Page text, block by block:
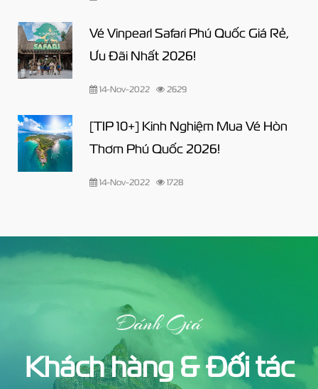
Vé Vinpearl Safari Phú Quốc Giá Rẻ,
Ưu Đãi Nhất 2026!
14-Nov-2022 2629
[TIP 10+] Kinh Nghiệm Mua Vé Hòn
Thơm Phú Quốc 2026!
14-Nov-2022 1728
Đánh Giá
Khách hàng & Đối tác